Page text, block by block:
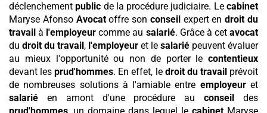
déclenchementpublic de la procédure judiciaire. Lecabinet
Maryse Afonso Avocatoffre son conseil expert endroit du
travail à l'employeur comme au salarié. Grâce à cetavocat
du droit du travail , l'employeur et le salarié peuvent évaluer
au mieux l'opportunité ou non de porter le contentieux
devant lesprud'hommes. En effet, le droit du travail prévoit
de nombreuses solutions à l'amiable entre employeuret
salarié en amont d'une procédure auconseil
des